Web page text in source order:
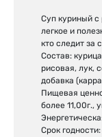
Суп куриный с
легкое и
кто следит за
Состав:
рисовая, лук,
добавка
Пищевая
более 11,00г.,
Срок годности: